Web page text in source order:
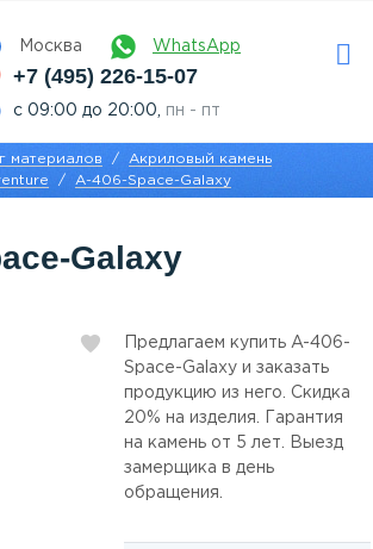
Москва WhatsApp
+7 (495) 226-15-07
с 09:00 до 20:00, пн - пт
материалов
Акриловый камень
A-406-Space-Galaxy
Galaxy
Предлагаем купить A-406-
Space-Galaxy и заказать
продукцию из него. Скидка
20% на изделия. Гарантия
на камень от 5 лет. Выезд
замерщика в день
обращения.